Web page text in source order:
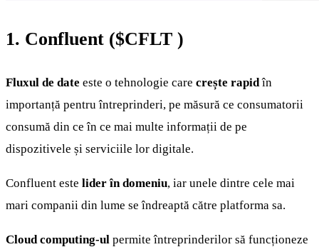
1. Confluent ($CFLT )
Fluxul de date este o tehnologie care crește rapidîn
importanță pentru întreprinderi, pe măsură ce consumatorii
consumă din ce în ce mai multe informații de pe
dispozitivele și serviciile lor digitale.
Confluent este lider în domeniu, iar unele dintre cele mai
mari companii din lume se îndreaptă către platforma sa.
Cloud computing-ul permite întreprinderilor să funcționeze